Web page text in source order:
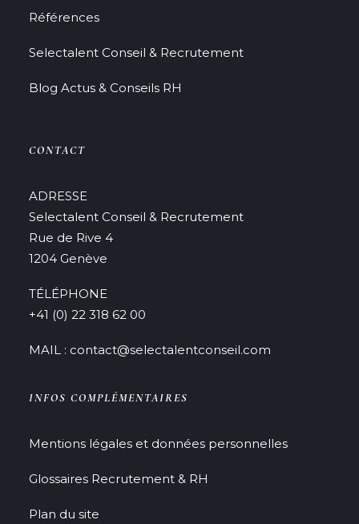
Références
Selectalent Conseil & Recrutement
Blog Actus & Conseils RH
CONTACT
ADRESSE
Selectalent Conseil & Recrutement
Rue de Rive 4
1204 Genève
TÉLÉPHONE
+41 (0) 22 318 62 00
MAIL : contact@selectalentconseil.com
INFOS COMPLÉMENTAIRES
Mentions légales et données personnelles
Glossaires Recrutement & RH
Plan du site